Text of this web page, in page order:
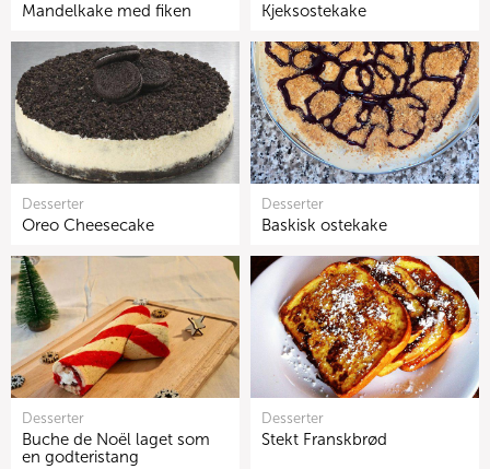
Mandelkake med fiken Kjeksostekake
Desserter
Oreo Cheesecake
Desserter
Baskisk ostekake
Desserter
Buche de Noël laget som
en godteristang
Desserter
Stekt Franskbrød